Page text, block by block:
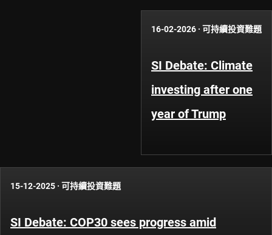
16-02-2026 · 可持續投資難題
SI Debate: Climate
investing after one
year of Trump
15-12-2025 · 可持續投資難題
SI Debate: COP30 sees progress amid